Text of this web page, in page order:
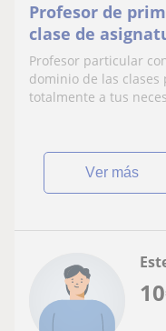
Profesor de
clase de
Profesor particular
dominio de las
totalmente a tus
ver más
10